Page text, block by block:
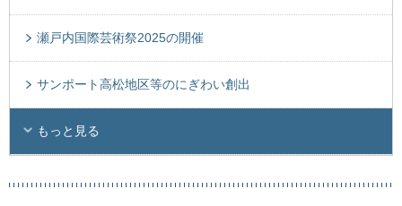
瀬戸内国際芸術祭2025の開催
サンポート高松地区等のにぎわい創出
もっと見る